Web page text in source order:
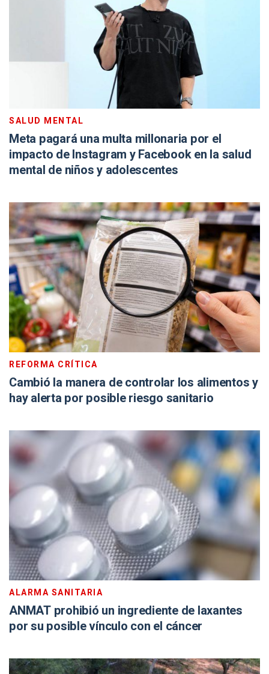
SALUD MENTAL
Meta pagará una multa millonaria por el
impacto de Instagram y Facebook en la salud
mental de niños y adolescentes
REFORMA CRÍTICA
Cambió la manera de controlar los alimentos y
hay alerta por posible riesgo sanitario
ALARMA SANITARIA
ANMAT prohibió un ingrediente de laxantes
por su posible vínculo con el cáncer